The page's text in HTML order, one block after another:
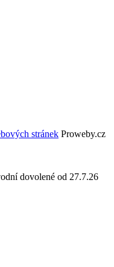
stránek Proweby.cz
dovolené od 27.7.26